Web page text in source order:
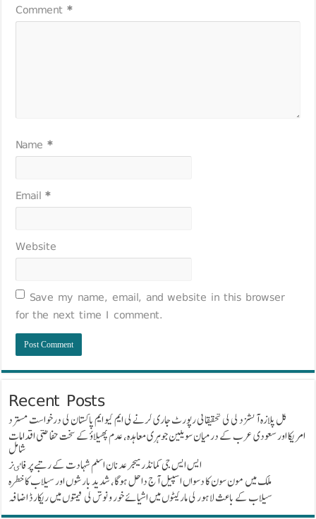
Comment*
Name*
Email*
Website
Save my name, email, and website in this browser
for the next time I comment.
Recent Posts
گل پلازہ آتشزدگی کی تحقیقاتی رپورٹ جاری کرنے کی ایم کیو ایم پاکستان کی درخواست مسترد
امریکا اور سعودی عرب کے درمیان سویلین جوہری معاہدہ، عدم پھیلاؤ کے سخت حفاظتی اقدامات
شامل
ایس ایس جی کمانڈر میجر عدنان اسلم شہادت کے رتبے پر فاٸز
ملک میں مون سون کا دسواں اسپیل آج داخل ہوگا، شدید بارشوں اور سیلاب کا خطرہ
سیلاب کے باعث لاہور کی مارکیٹوں میں اشیائے خور و نوش کی قیمتوں میں ریکارڈ اضافہ